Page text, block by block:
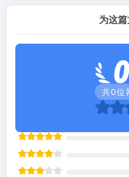
为这
共0位